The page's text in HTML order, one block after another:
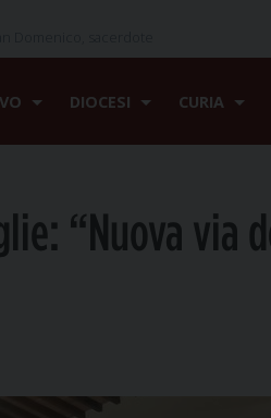
DIOCESI CURIA
“Nuova via